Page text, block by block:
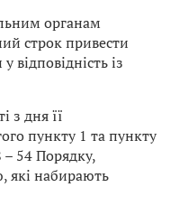
органам
строк привести
відповідність із
з дня її
пункту 1 та пункту
– 54 Порядку,
які набирають